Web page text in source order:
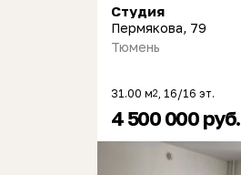
Студия
Пермякова, 79
Тюмень
31.00 м2 , 16/16 эт.
4 500 000 руб.